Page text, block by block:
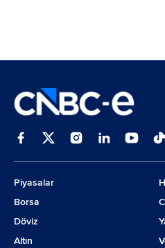
Piyasalar
Borsa
Döviz
Altın